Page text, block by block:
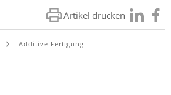
Artikel drucken Besuchen
Sie
Sie
Additive Fertigung